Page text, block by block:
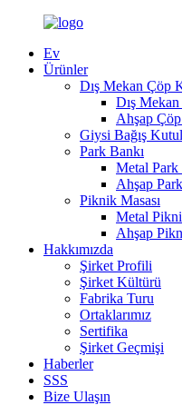
Ev
Ürünler
Dış Mekan Çöp
Dış
Ahşap
Giysi Bağış
Park Bankı
Metal Park
Ahşap
Piknik Masası
Metal
Ahşap
Hakkımızda
Şirket Profili
Şirket Kültürü
Fabrika Turu
Ortaklarımız
Sertifika
Şirket Geçmişi
Haberler
SSS
Bize Ulaşın